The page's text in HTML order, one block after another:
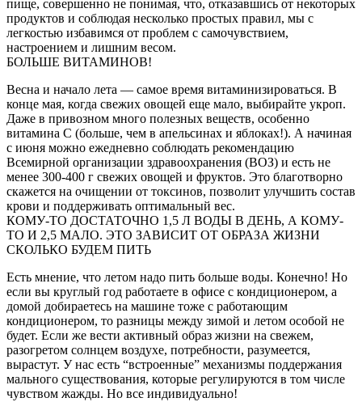
пище, совершенно не понимая, что, отказавшись от некоторых
продуктов и соблюдая несколько простых правил, мы с
легкостью избавимся от проблем с самочувствием,
настроением и лишним весом.
БОЛЬШЕ ВИТАМИНОВ!
Весна и начало лета — самое время витаминизироваться. В
конце мая, когда свежих овощей еще мало, выбирайте укроп.
Даже в привозном много полезных веществ, особенно
витамина С (больше, чем в апельсинах и яблоках!). А начиная
с июня можно ежедневно соблюдать рекомендацию
Всемирной организации здравоохранения (ВОЗ) и есть не
менее 300-400 г свежих овощей и фруктов. Это благотворно
скажется на очищении от токсинов, позволит улучшить состав
крови и поддерживать оптимальный вес.
КОМУ-ТО ДОСТАТОЧНО 1,5 Л ВОДЫ В ДЕНЬ, А КОМУ-
ТО И 2,5 МАЛО. ЭТО ЗАВИСИТ ОТ ОБРАЗА ЖИЗНИ
СКОЛЬКО БУДЕМ ПИТЬ
Есть мнение, что летом надо пить больше воды. Конечно! Но
если вы круглый год работаете в офисе с кондиционером, а
домой добираетесь на машине тоже с работающим
кондиционером, то разницы между зимой и летом особой не
будет. Если же вести активный образ жизни на свежем,
разогретом солнцем воздухе, потребности, разумеется,
вырастут. У нас есть “встроенные” механизмы поддержания
мального существования, которые регулируются в том числе
чувством жажды. Но все индивидуально!